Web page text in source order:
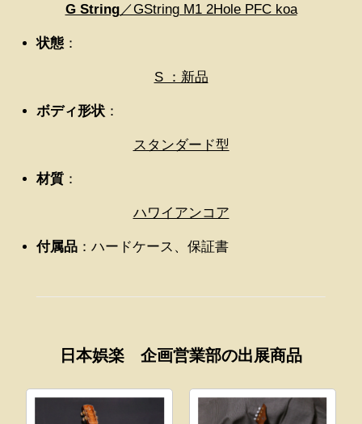
G String／GString M1 2Hole PFC koa
状態：
S ：新品
ボディ形状：
スタンダード型
材質：
ハワイアンコア
付属品：ハードケース、保証書
日本娯楽 企画営業部の出展商品